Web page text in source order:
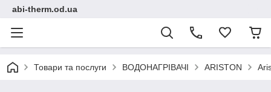
abi-therm.od.ua
Товари та послуги ВОДОНАГРІВАЧІ ARISTON